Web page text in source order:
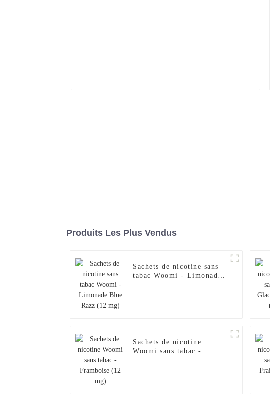
Produits Les Plus Vendus
Sachets de nicotine sans
tabac Woomi - Limonade
Sachets de nicotine
Woomi sans tabac -